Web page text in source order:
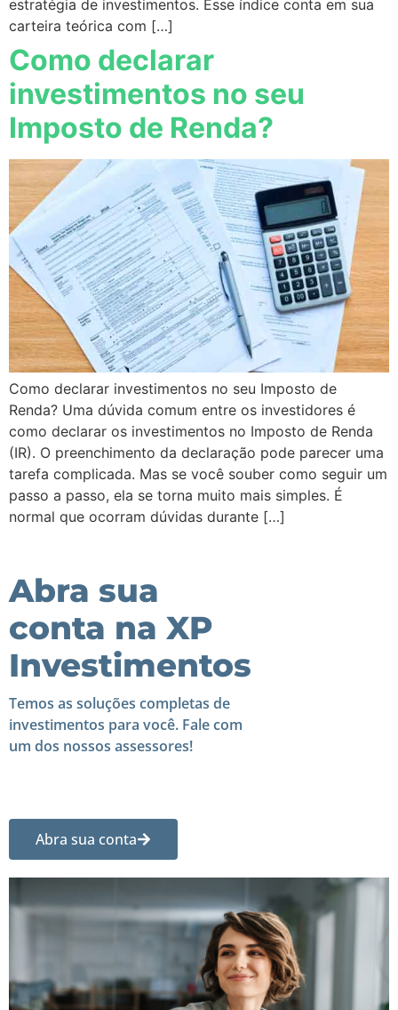
estratégia de investimentos. Esse índice conta em sua
carteira teórica com […]
Como declarar
investimentos no seu
Imposto de Renda?
Como declarar investimentos no seu Imposto de
Renda? Uma dúvida comum entre os investidores é
como declarar os investimentos no Imposto de Renda
(IR). O preenchimento da declaração pode parecer uma
tarefa complicada. Mas se você souber como seguir um
passo a passo, ela se torna muito mais simples. É
normal que ocorram dúvidas durante […]
Abra sua
conta na XP
Investimentos
Temos as soluções completas de
investimentos para você. Fale com
um dos nossos assessores!
Abra sua conta